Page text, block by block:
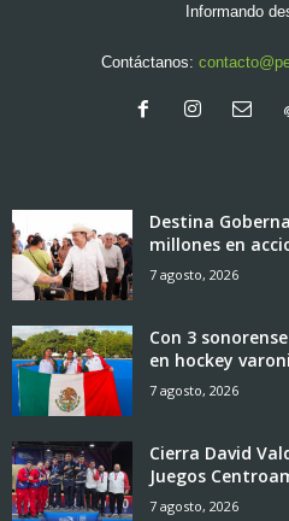
Informando
Contáctanos:
Destina
millones en
7 agosto, 2026
Con 3
en hockey
7 agosto, 2026
Cierra David
Juegos
7 agosto, 2026